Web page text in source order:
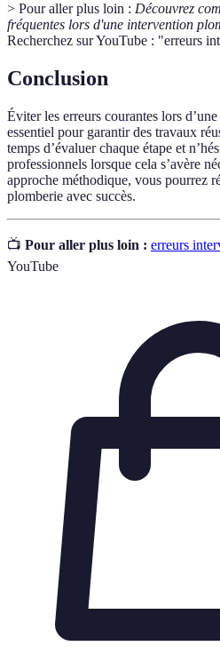
> Pour aller plus loin : Découvrez
fréquentes lors d'une intervention
Recherchez sur YouTube : "erreurs
Conclusion
Éviter les erreurs courantes lors
essentiel pour garantir des travaux
temps d’évaluer chaque étape et
professionnels lorsque cela s’avère
approche méthodique, vous pourrez
plomberie avec succès.
📺 Pour aller plus loin : erreurs
YouTube